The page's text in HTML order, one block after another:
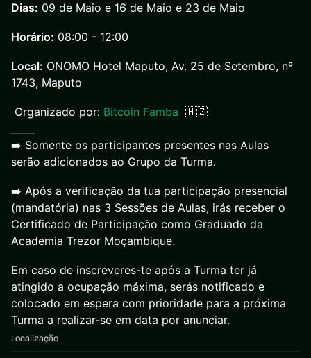
Dias: 09 de Maio e 16 de Maio e 23 de Maio
Horário: 08:00 - 12:00
Local: ONOMO Hotel Maputo, Av. 25 de Setembro, nº
1743, Maputo
Organizado por: Bitcoin Famba 🇲🇿
➡️ Somente os participantes presentes nas Aulas
serão adicionados ao Grupo da Turma.
➡️ Após a verificação da tua participação presencial
(mandatória) nas 3 Sessões de Aulas, irás receber o
Certificado de Participação como Graduado da
Academia Trezor Moçambique.
Em caso de inscreveres-te após a Turma ter já
atingido a ocupação máxima, serás notificado e
colocado em espera com prioridade para a próxima
Turma a realizar-se em data por anunciar.
Localização